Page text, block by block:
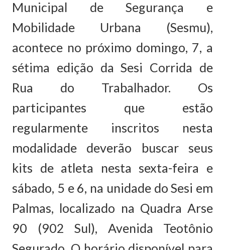
Municipal de Segurança e
Mobilidade Urbana (Sesmu),
acontece no próximo domingo, 7, a
sétima edição da Sesi Corrida de
Rua do Trabalhador. Os
participantes que estão
regularmente inscritos nesta
modalidade deverão buscar seus
kits de atleta nesta sexta-feira e
sábado, 5 e 6, na unidade do Sesi em
Palmas, localizado na Quadra Arse
90 (902 Sul), Avenida Teotônio